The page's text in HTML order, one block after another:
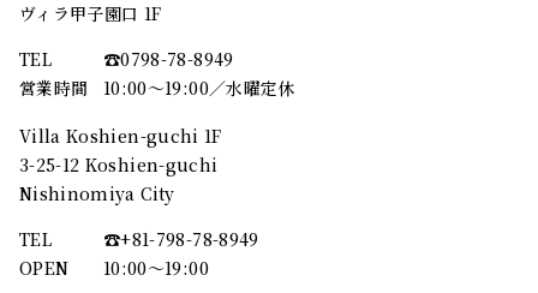
ヴィラ甲子園口 1F
TEL
☎︎0798-78-8949
営業時間
10:00～19:00／水曜定休
Villa Koshien-guchi 1F
3-25-12 Koshien-guchi
Nishinomiya City
TEL
☎︎+81-798-78-8949
OPEN
10:00〜19:00